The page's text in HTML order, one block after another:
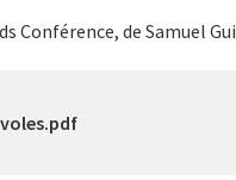
de Samuel